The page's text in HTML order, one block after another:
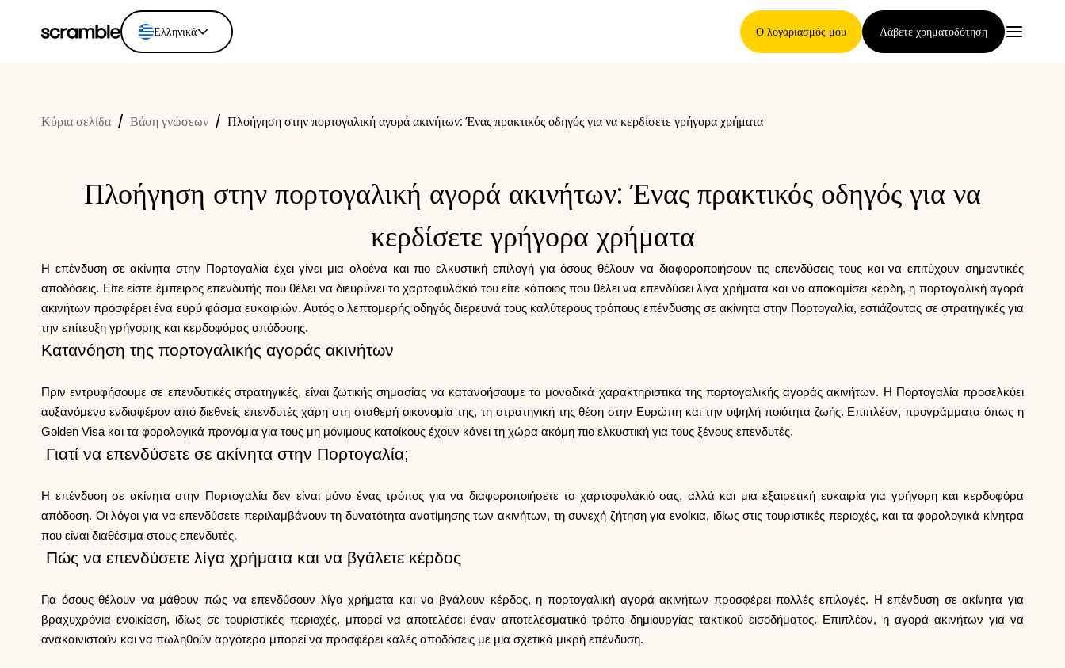
Ελληνικά
Español
Deutsch
Ο λογαριασμός μου Λάβετε χρηματοδότηση
Όροι ανάθεσης απαιτήσεων
Γκαλερί μαρκών
Υπολογιστές
Ιστορικό γύρων
Κύρια σελίδα / Βάση γνώσεων / Πλοήγηση στην πορτογαλική αγορά ακινήτων: Ένας πρακτικός οδηγός για να κερδίσετε γρήγορα χρήματα
Πλοήγηση στην πορτογαλική αγορά ακινήτων: Ένας πρακτικός οδηγός για να
κερδίσετε γρήγορα χρήματα
Η επένδυση σε ακίνητα στην Πορτογαλία έχει γίνει μια ολοένα και πιο ελκυστική επιλογή για όσους θέλουν να διαφοροποιήσουν τις επενδύσεις τους και να επιτύχουν σημαντικές
αποδόσεις. Είτε είστε έμπειρος επενδυτής που θέλει να διευρύνει το χαρτοφυλάκιό του είτε κάποιος που θέλει να επενδύσει λίγα χρήματα και να αποκομίσει κέρδη, η πορτογαλική αγορά
ακινήτων προσφέρει ένα ευρύ φάσμα ευκαιριών. Αυτός ο λεπτομερής οδηγός διερευνά τους καλύτερους τρόπους επένδυσης σε ακίνητα στην Πορτογαλία, εστιάζοντας σε στρατηγικές για
την επίτευξη γρήγορης και κερδοφόρας απόδοσης.
Κατανόηση της πορτογαλικής αγοράς ακινήτων
Πριν εντρυφήσουμε σε επενδυτικές στρατηγικές, είναι ζωτικής σημασίας να κατανοήσουμε τα μοναδικά χαρακτηριστικά της πορτογαλικής αγοράς ακινήτων. Η Πορτογαλία προσελκύει
αυξανόμενο ενδιαφέρον από διεθνείς επενδυτές χάρη στη σταθερή οικονομία της, τη στρατηγική της θέση στην Ευρώπη και την υψηλή ποιότητα ζωής. Επιπλέον, προγράμματα όπως η
Golden Visa και τα φορολογικά προνόμια για τους μη μόνιμους κατοίκους έχουν κάνει τη χώρα ακόμη πιο ελκυστική για τους ξένους επενδυτές.
Γιατί να επενδύσετε σε ακίνητα στην Πορτογαλία;
Η επένδυση σε ακίνητα στην Πορτογαλία δεν είναι μόνο ένας τρόπος για να διαφοροποιήσετε το χαρτοφυλάκιό σας, αλλά και μια εξαιρετική ευκαιρία για γρήγορη και κερδοφόρα
απόδοση. Οι λόγοι για να επενδύσετε περιλαμβάνουν τη δυνατότητα ανατίμησης των ακινήτων, τη συνεχή ζήτηση για ενοίκια, ιδίως στις τουριστικές περιοχές, και τα φορολογικά κίνητρα
που είναι διαθέσιμα στους επενδυτές.
Πώς να επενδύσετε λίγα χρήματα και να βγάλετε κέρδος
Για όσους θέλουν να μάθουν πώς να επενδύσουν λίγα χρήματα και να βγάλουν κέρδος, η πορτογαλική αγορά ακινήτων προσφέρει πολλές επιλογές. Η επένδυση σε ακίνητα για
βραχυχρόνια ενοικίαση, ιδίως σε τουριστικές περιοχές, μπορεί να αποτελέσει έναν αποτελεσματικό τρόπο δημιουργίας τακτικού εισοδήματος. Επιπλέον, η αγορά ακινήτων για να
ανακαινιστούν και να πωληθούν αργότερα μπορεί να προσφέρει καλές αποδόσεις με μια σχετικά μικρή επένδυση.